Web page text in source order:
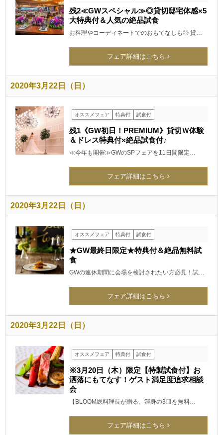
残2≪GWスペシャル≫◎貸切邸宅体感×5
大特典付＆人気の絶品試食
お料理やコーディネートでのおもてなしも◎ 貸…
フェア詳細はこちら
2020年3月22日（日）
オススメフェア 特典付 試食付
残1《GW初日！PREMIUM》貸切Ｗ体験
＆ドレス特典付×絶品試食付♪
≪今年も開催≫GWのSPフェアを11日間限定…
フェア詳細はこちら
2020年3月22日（日）
オススメフェア 特典付 試食付
★GW最終日限定★特典付＆絶品無料試
食
GWの連休期間に会場を検討されたい方必見！試…
フェア詳細はこちら
2020年3月22日（日）
オススメフェア 特典付 試食付
※3月20日（木）限定【特製試食付】お
洒落にもてなす！ゲスト満足度追求相談
会
【BLOOM総料理長が贈る、渾身の3皿を無料…
フェア詳細はこちら